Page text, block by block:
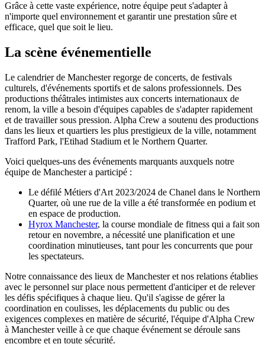
Grâce à cette vaste expérience, notre équipe peut s'adapter à
n'importe quel environnement et garantir une prestation sûre et
efficace, quel que soit le lieu.
La scène événementielle
Le calendrier de Manchester regorge de concerts, de festivals
culturels, d'événements sportifs et de salons professionnels. Des
productions théâtrales intimistes aux concerts internationaux de
renom, la ville a besoin d'équipes capables de s'adapter rapidement
et de travailler sous pression. Alpha Crew a soutenu des productions
dans les lieux et quartiers les plus prestigieux de la ville, notamment
Trafford Park, l'Etihad Stadium et le Northern Quarter.
Voici quelques-uns des événements marquants auxquels notre
équipe de Manchester a participé :
Le défilé Métiers d'Art 2023/2024 de Chanel dans le Northern
Quarter, où une rue de la ville a été transformée en podium et
en espace de production.
Hyrox Manchester, la course mondiale de fitness qui a fait son
retour en novembre, a nécessité une planification et une
coordination minutieuses, tant pour les concurrents que pour
les spectateurs.
Notre connaissance des lieux de Manchester et nos relations établies
avec le personnel sur place nous permettent d'anticiper et de relever
les défis spécifiques à chaque lieu. Qu'il s'agisse de gérer la
coordination en coulisses, les déplacements du public ou des
exigences complexes en matière de sécurité, l'équipe d'Alpha Crew
à Manchester veille à ce que chaque événement se déroule sans
encombre et en toute sécurité.